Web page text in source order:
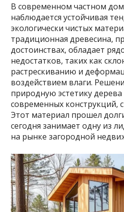
В современном частном
наблюдается устойчивая
экологически чистых
традиционная древесина,
достоинствах, обладает
недостатков, таких как
растрескиванию и
воздействием влаги.
природную эстетику
современных конструкций,
Этот материал прошел
сегодня занимает одну из
на рынке загородной